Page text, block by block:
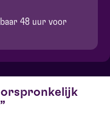
48 uur voor